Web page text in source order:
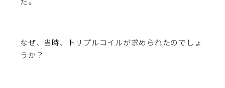
なぜ、当時、トリプルコイルが求められたのでしょ
うか？